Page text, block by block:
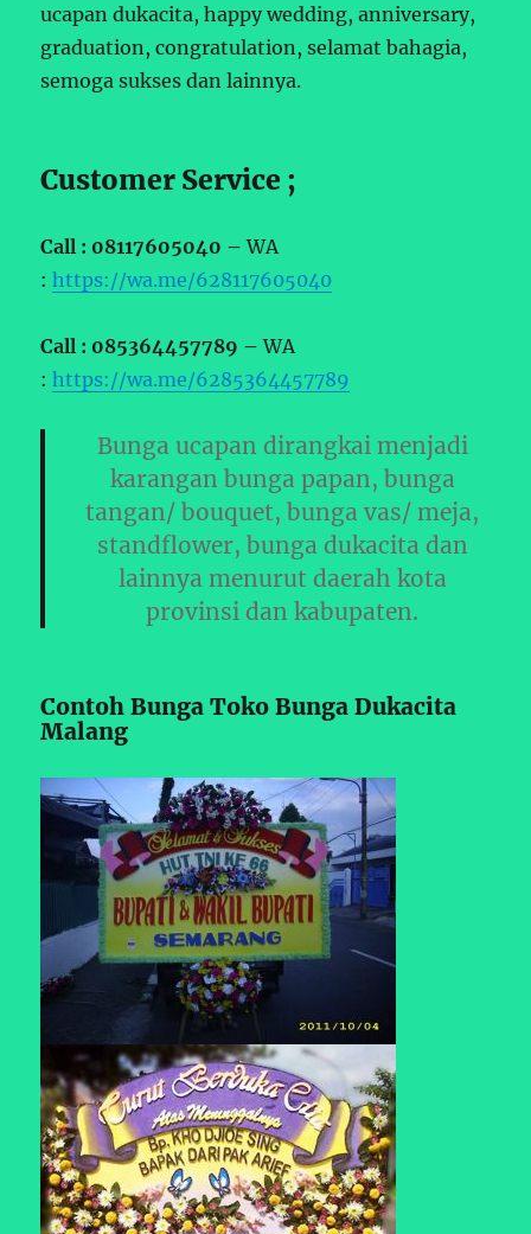
ucapan dukacita, happy wedding, anniversary,
graduation, congratulation, selamat bahagia,
semoga sukses dan lainnya.
Customer Service ;
Call : 08117605040 –WA
:https://wa.me/628117605040
Call : 085364457789 –WA
:https://wa.me/6285364457789
Bunga ucapan dirangkai menjadi
karangan bunga papan, bunga
tangan/ bouquet, bunga vas/ meja,
standflower, bunga dukacita dan
lainnya menurut daerah kota
provinsi dan kabupaten.
Contoh Bunga Toko Bunga Dukacita
Malang